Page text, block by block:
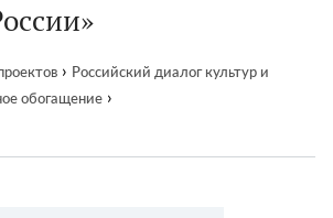
› Российский диалог культур и
обогащение ›